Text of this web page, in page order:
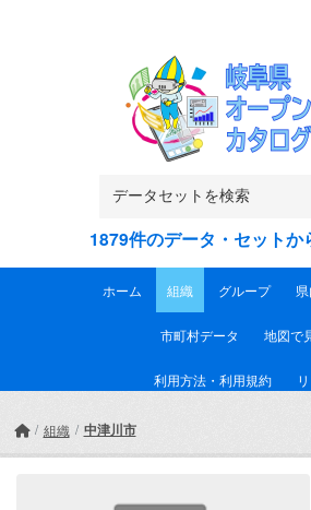
1879件のデータ・セットか
ホーム 組織 グループ
市町村データ 地図で
利用方法・利用規約
組織 中津川市